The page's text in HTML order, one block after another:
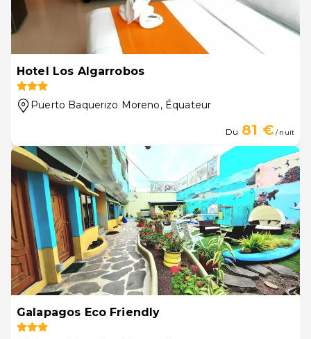
Hotel Los Algarrobos
Puerto Baquerizo Moreno, Équateur
Du 81 €/ nuit
Galapagos Eco Friendly